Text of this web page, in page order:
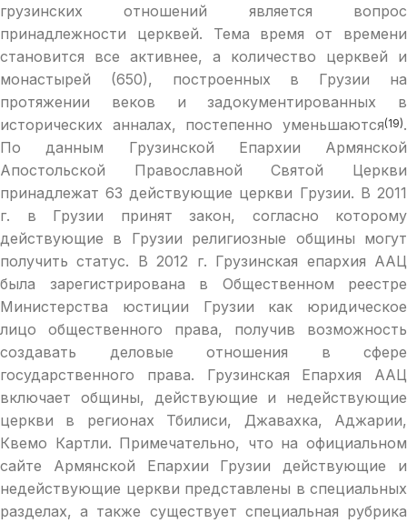
грузинских отношений является вопрос
принадлежности церквей. Тема время от времени
становится все активнее, а количество церквей и
монастырей (650), построенных в Грузии на
протяжении веков и задокументированных в
исторических анналах, постепенно уменьшаются(19).
По данным Грузинской Епархии Армянской
Апостольской Православной Святой Церкви
принадлежат 63 действующие церкви Грузии. В 2011
г. в Грузии принят закон, согласно которому
действующие в Грузии религиозные общины могут
получить статус. В 2012 г. Грузинская епархия ААЦ
была зарегистрирована в Общественном реестре
Министерства юстиции Грузии как юридическое
лицо общественного права, получив возможность
создавать деловые отношения в сфере
государственного права. Грузинская Епархия ААЦ
включает общины, действующие и недействующие
церкви в регионах Тбилиси, Джавахка, Аджарии,
Квемо Картли. Примечательно, что на официальном
сайте Армянской Епархии Грузии действующие и
недействующие церкви представлены в специальных
разделах, а также существует специальная рубрика